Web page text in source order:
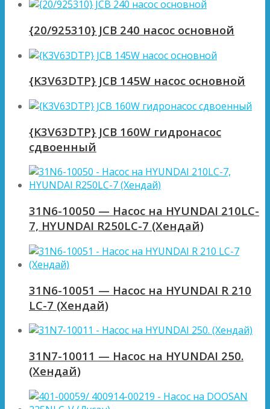
{20/925310} JCB 240 насос основной
{K3V63DTP} JCB 145W насос основной
{K3V63DTP} JCB 160W гидронасос
сдвоенный
31N6-10050 — Насос на HYUNDAI 210LC-
7, HYUNDAI R250LC-7 (Хендай)
31N6-10051 — Насос на HYUNDAI R 210
LC-7 (Хендай)
31N7-10011 — Насос на HYUNDAI 250.
(Хендай)